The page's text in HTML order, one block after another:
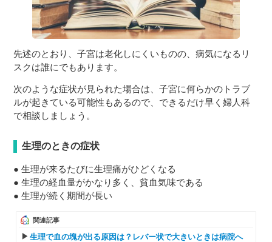
先述のとおり、子宮は老化しにくいものの、病気になるリ
スクは誰にでもあります。
次のような症状が見られた場合は、子宮に何らかのトラブ
ルが起きている可能性もあるので、できるだけ早く婦人科
で相談しましょう。
生理のときの症状
● 生理が来るたびに生理痛がひどくなる
● 生理の経血量がかなり多く、貧血気味である
● 生理が続く期間が長い
関連記事
生理で血の塊が出る原因は？レバー状で大きいときは病院へ